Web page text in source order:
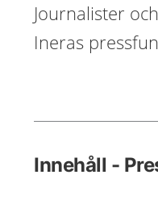
Journalister
Ineras
Innehåll -